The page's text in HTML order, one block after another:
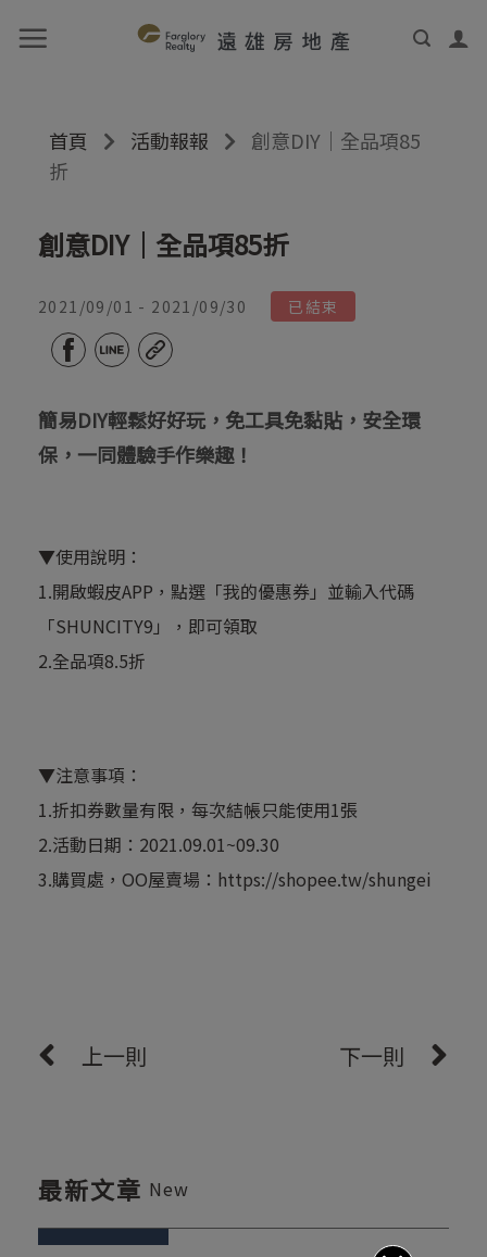
首頁 活動報報
創意DIY｜全品項85
折
創意DIY｜全品項85折
2021/09/01 - 2021/09/30 已結束
簡易DIY輕鬆好好玩，免工具免黏貼，安全環
保，一同體驗手作樂趣！
▼使用說明：
1.開啟蝦皮APP，點選「我的優惠券」並輸入代碼
「SHUNCITY9」，即可領取
2.全品項8.5折
▼注意事項：
1.折扣券數量有限，每次結帳只能使用1張
2.活動日期：2021.09.01~09.30
3.購買處，OO屋賣場： https://shopee.tw/shungei
上一則 下一則
最新文章 New